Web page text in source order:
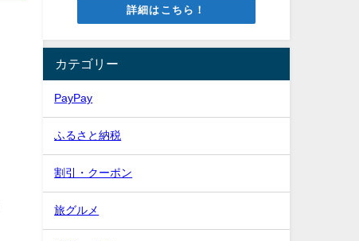
詳細はこちら！
カテゴリー
PayPay
ふるさと納税
割引・クーポン
旅グルメ